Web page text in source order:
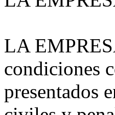
LA
condiciones
presentados